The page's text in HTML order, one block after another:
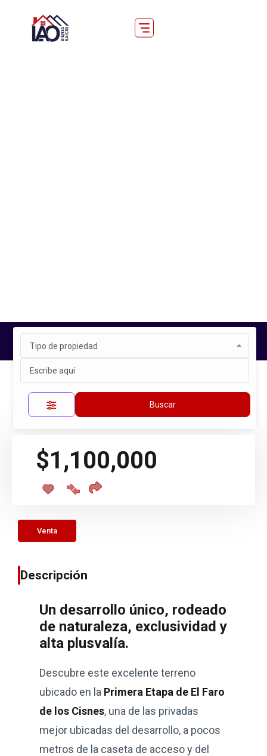
Tipo de propiedad
Buscar
Inicio
Propiedad única
$1,100,000
Venta
Descripción
Un desarrollo único, rodeado
de naturaleza, exclusividad y
alta plusvalía.
Descubre este excelente terreno
ubicado en la Primera Etapa de El Faro
de los Cisnes, una de las privadas
mejor ubicadas del desarrollo, a pocos
metros de la caseta de acceso y del